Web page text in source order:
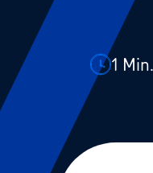
1 Min.